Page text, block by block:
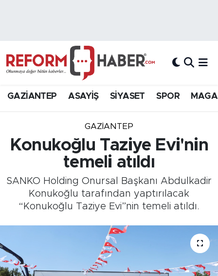
GAZİANTEP ASAYİŞ SİYASET SPOR
GAZIANTEP
Konukoğlu Taziye Evi'nin
temeli atıldı
SANKO Holding Onursal Başkanı Abdulkadir
Konukoğlu tarafından yaptırılacak
“Konukoğlu Taziye Evi”nin temeli atıldı.
Hava Durumu
Süper Lig Puan Durumu ve Fikstür
Tüm Manşetler
Son Dakika Haberleri
Haber Arşivi